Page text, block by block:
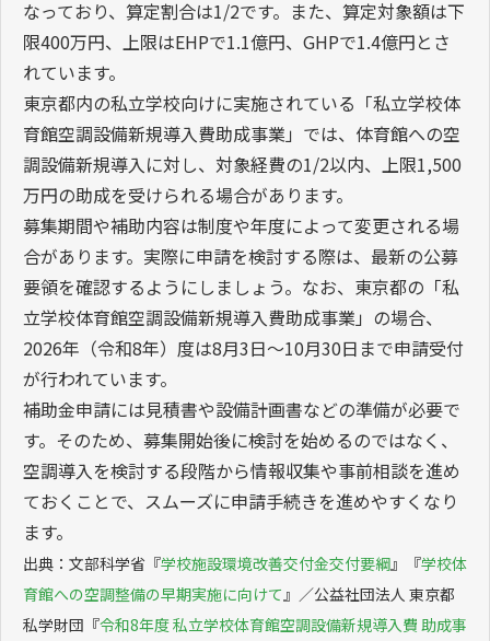
東京都内の私
立学校
私立学校体育館
入費助成事業
補助率：1/2
上限額：
1,500万円
文部科学省の「学校施設環境改善交付金」では、学校体
育館や武道場への空調設備新設および関連工事が対象と
なっており、算定割合は1/2です。また、算定対象額は下
限400万円、上限はEHPで1.1億円、GHPで1.4億円とさ
れています。
東京都内の私立学校向けに実施されている「私立学校体
育館空調設備新規導入費助成事業」では、体育館への空
調設備新規導入に対し、対象経費の1/2以内、上限1,500
万円の助成を受けられる場合があります。
募集期間や補助内容は制度や年度によって変更される場
合があります。実際に申請を検討する際は、最新の公募
要領を確認するようにしましょう。なお、東京都の「私
立学校体育館空調設備新規導入費助成事業」の場合、
2026年（令和8年）度は8月3日～10月30日まで申請受付